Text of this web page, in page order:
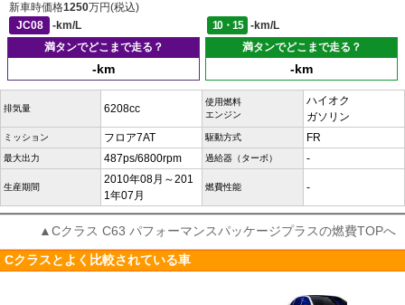
新車時価格1250万円(税込)
JC08
-km/L 10・15
-km/L
満タンでどこまで走る？
-km
満タンでどこまで走る？
-km
排気量 6208cc
使用燃料
エンジン
ハイオク
ガソリン
ミッション フロア7AT 駆動方式 FR
最大出力 487ps/6800rpm 過給器（ターボ） -
生産期間
2010年08月～201
1年07月
燃費性能 -
▲Cクラス C63 パフォーマンスパッケージプラスの燃費TOPへ
Cクラスとよく比較されている車